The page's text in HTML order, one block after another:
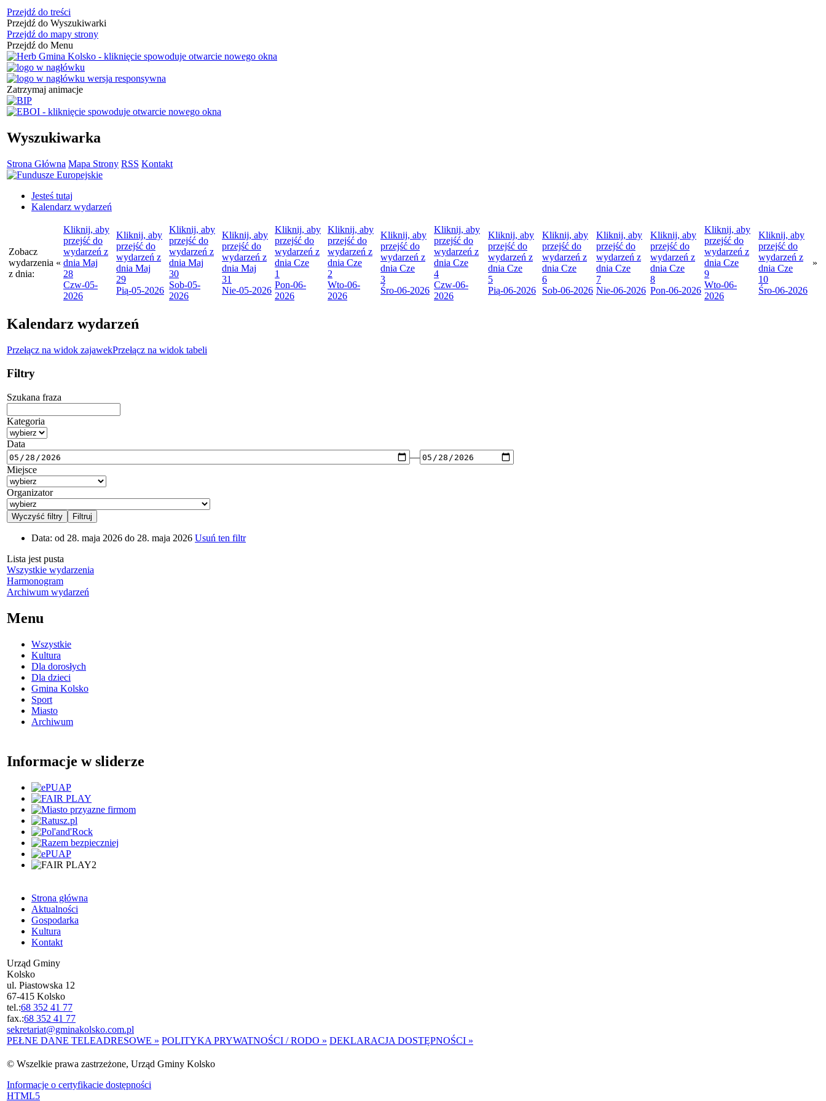
Przejdź do treści
Przejdź do Wyszukiwarki
Przejdź do mapy strony
Przejdź do Menu
Zatrzymaj animacje
Wyszukiwarka
Strona Główna Mapa Strony RSS Kontakt
Jesteś tutaj
Kalendarz wydarzeń
Zobacz
wydarzenia
z dnia:
«
Kliknij, aby
przejść do
wydarzeń z
dnia Maj
28
Czw-05-
2026
Kliknij, aby
przejść do
wydarzeń z
dnia Maj
29
Pią-05-2026
Kliknij, aby
przejść do
wydarzeń z
dnia Maj
30
Sob-05-
2026
Kliknij, aby
przejść do
wydarzeń z
dnia Maj
31
Nie-05-2026
Kliknij, aby
przejść do
wydarzeń z
dnia Cze
1
Pon-06-
2026
Kliknij, aby
przejść do
wydarzeń z
dnia Cze
2
Wto-06-
2026
Kliknij, aby
przejść do
wydarzeń z
dnia Cze
3
Śro-06-2026
Kliknij, aby
przejść do
wydarzeń z
dnia Cze
4
Czw-06-
2026
Kliknij, aby
przejść do
wydarzeń z
dnia Cze
5
Pią-06-2026
Kliknij, aby
przejść do
wydarzeń z
dnia Cze
6
Sob-06-2026
Kliknij, aby
przejść do
wydarzeń z
dnia Cze
7
Nie-06-2026
Kliknij, aby
przejść do
wydarzeń z
dnia Cze
8
Pon-06-2026
Kliknij, aby
przejść do
wydarzeń z
dnia Cze
9
Wto-06-
2026
Kliknij, aby
przejść do
wydarzeń z
dnia Cze
10
Śro-06-2026
»
Kalendarz wydarzeń
Przełącz na widok zajawekPrzełącz na widok tabeli
Filtry
Szukana fraza
Kategoria
Data
—
Miejsce
Organizator
Data: od 28. maja 2026 do 28. maja 2026 Usuń ten filtr
Lista jest pusta
Wszystkie wydarzenia
Harmonogram
Archiwum wydarzeń
Menu
Wszystkie
Kultura
Dla dorosłych
Dla dzieci
Gmina Kolsko
Sport
Miasto
Archiwum
Informacje w sliderze
Strona główna
Aktualności
Gospodarka
Kultura
Kontakt
Urząd Gminy
Kolsko
ul. Piastowska 12
67-415 Kolsko
tel.:68 352 41 77
fax.:68 352 41 77
sekretariat@gminakolsko.com.pl
PEŁNE DANE TELEADRESOWE » POLITYKA PRYWATNOŚCI / RODO » DEKLARACJA DOSTĘPNOŚCI »
© Wszelkie prawa zastrzeżone, Urząd Gminy Kolsko
Informacje o certyfikacie dostępności
HTML5